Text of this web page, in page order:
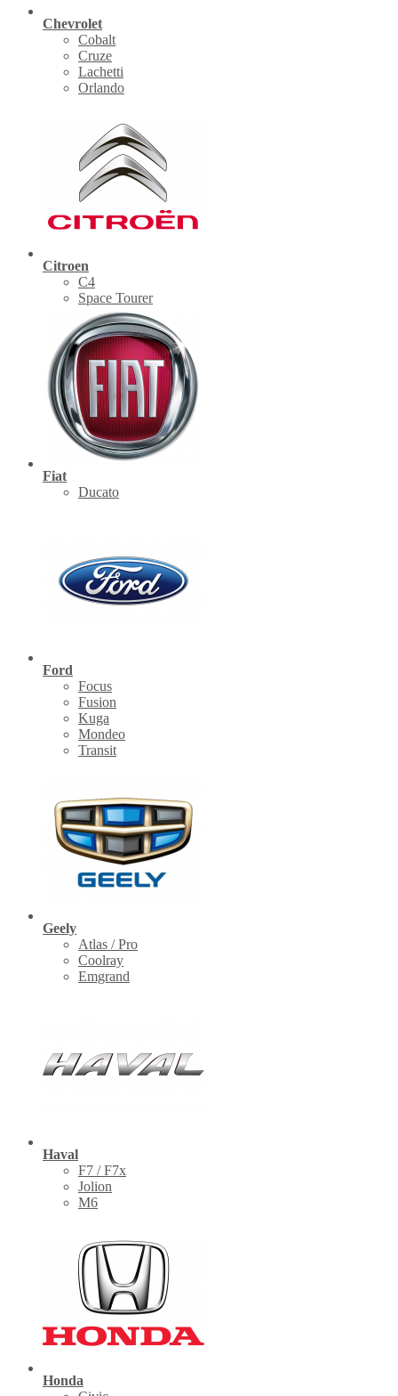
Chevrolet
Cobalt
Cruze
Lachetti
Orlando
Citroen
C4
Space Tourer
Fiat
Ducato
Ford
Focus
Fusion
Kuga
Mondeo
Transit
Geely
Atlas / Pro
Coolray
Emgrand
Haval
F7 / F7x
Jolion
M6
Honda